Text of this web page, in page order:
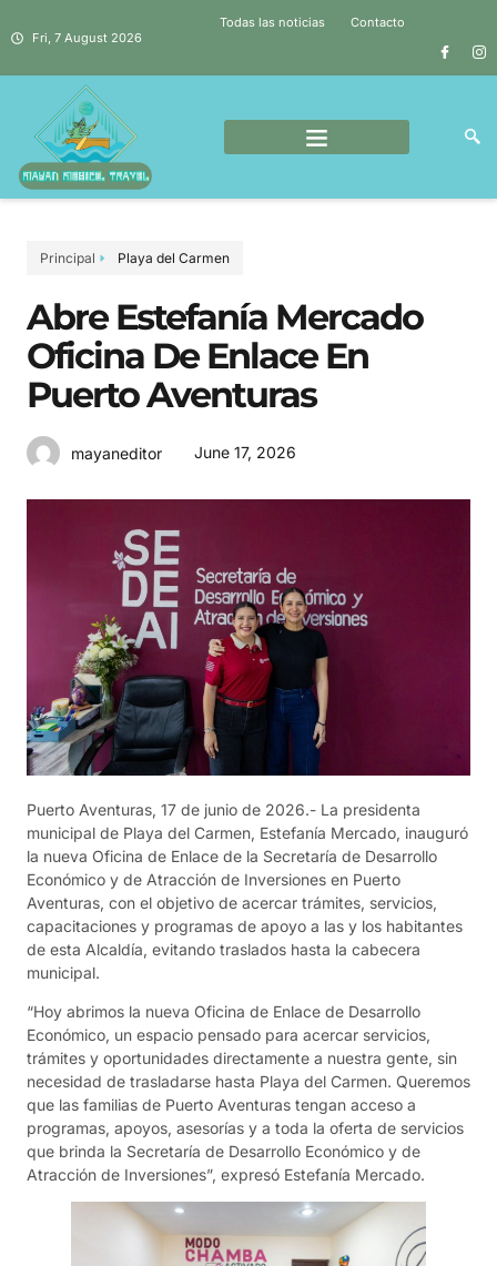
Fri, 7 August 2026
Todas las noticias Contacto
Principal Playa del Carmen
Abre Estefanía Mercado
Oficina De Enlace En
Puerto Aventuras
mayaneditor June 17, 2026
Puerto Aventuras, 17 de junio de 2026.- La presidenta
municipal de Playa del Carmen, Estefanía Mercado, inauguró
la nueva Oficina de Enlace de la Secretaría de Desarrollo
Económico y de Atracción de Inversiones en Puerto
Aventuras, con el objetivo de acercar trámites, servicios,
capacitaciones y programas de apoyo a las y los habitantes
de esta Alcaldía, evitando traslados hasta la cabecera
municipal.
“Hoy abrimos la nueva Oficina de Enlace de Desarrollo
Económico, un espacio pensado para acercar servicios,
trámites y oportunidades directamente a nuestra gente, sin
necesidad de trasladarse hasta Playa del Carmen. Queremos
que las familias de Puerto Aventuras tengan acceso a
programas, apoyos, asesorías y a toda la oferta de servicios
que brinda la Secretaría de Desarrollo Económico y de
Atracción de Inversiones”, expresó Estefanía Mercado.